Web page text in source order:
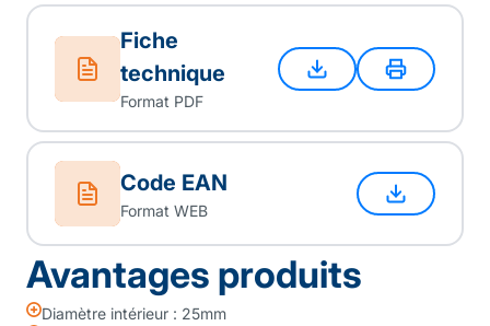
Fiche
technique
Format PDF
Code EAN
Format WEB
Avantages produits
Diamètre intérieur : 25mm